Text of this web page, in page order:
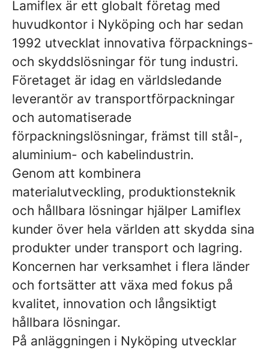
Lamiflex är ett globalt företag med
huvudkontor i Nyköping och har sedan
1992 utvecklat innovativa förpacknings-
och skyddslösningar för tung industri.
Företaget är idag en världsledande
leverantör av transportförpackningar
och automatiserade
förpackningslösningar, främst till stål-,
aluminium- och kabelindustrin.
Genom att kombinera
materialutveckling, produktionsteknik
och hållbara lösningar hjälper Lamiflex
kunder över hela världen att skydda sina
produkter under transport och lagring.
Koncernen har verksamhet i flera länder
och fortsätter att växa med fokus på
kvalitet, innovation och långsiktigt
hållbara lösningar.
På anläggningen i Nyköping utvecklar